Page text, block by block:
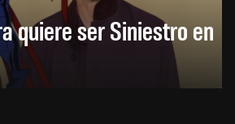
quiere ser Siniestro en